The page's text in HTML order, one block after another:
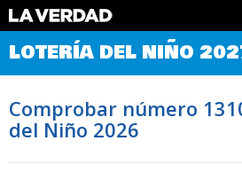
Comprobar Loteria del Niño
Premios
Noticias
Datos
Historia
LOTERÍA DEL NIÑO
Comprobar número
del Niño 2026